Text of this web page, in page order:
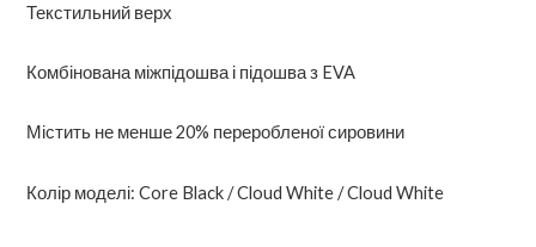
Текстильний верх
Комбінована міжпідошва і підошва з EVA
Містить не менше 20% переробленої сировини
Колір моделі: Core Black / Cloud White / Cloud White